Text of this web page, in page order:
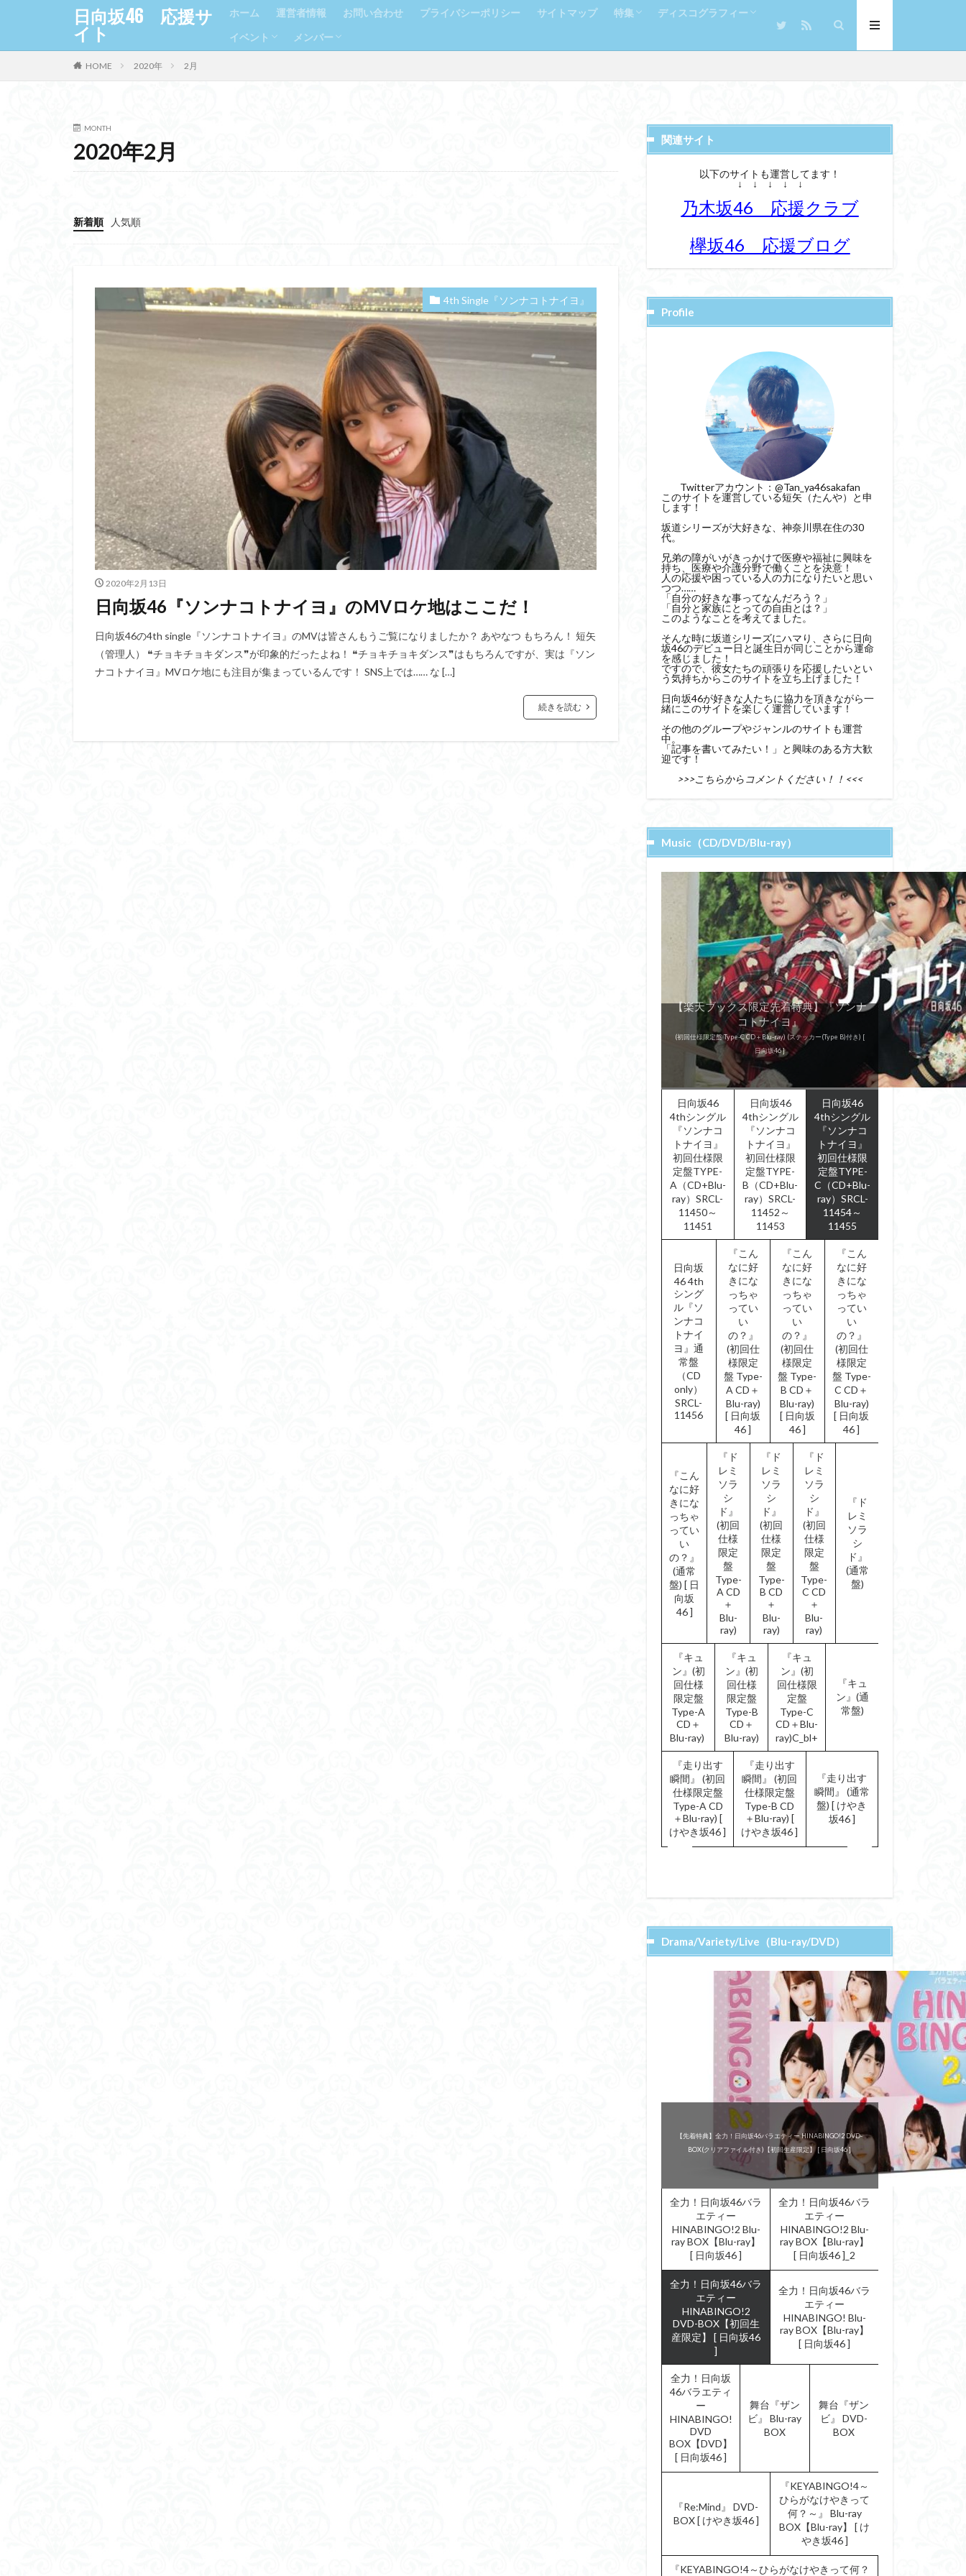
日向坂46 応援サ
イト
ホーム 運営者情報 お問い合わせ プライバシーポリシー サイトマップ 特集 ディスコグラフィー
イベント メンバー
HOME 2020年 2月
MONTH
2020年2月
新着順 人気順
4th Single『ソンナコトナイヨ』
2020年2月13日
日向坂46『ソンナコトナイヨ』のMVロケ地はここだ！
日向坂46の4th single『ソンナコトナイヨ』のMVは皆さんもうご覧になりましたか？ あやなつ もちろん！ 短矢
（管理人） ❝チョキチョキダンス❞が印象的だったよね！ ❝チョキチョキダンス❞はもちろんですが、実は『ソン
ナコトナイヨ』MVロケ地にも注目が集まっているんです！ SNS上では…… な […]
続きを読む
関連サイト
以下のサイトも運営してます！
↓ ↓ ↓ ↓ ↓
乃木坂46 応援クラブ
欅坂46 応援ブログ
Profile
Twitterアカウント： @Tan_ya46sakafan
このサイトを運営している短矢（たんや）と申
します！
坂道シリーズが大好きな、神奈川県在住の30
代。
兄弟の障がいがきっかけで医療や福祉に興味を
持ち、医療や介護分野で働くことを決意！
人の応援や困っている人の力になりたいと思い
つつ……
「自分の好きな事ってなんだろう？」
「自分と家族にとっての自由とは？」
このようなことを考えてました。
そんな時に坂道シリーズにハマり、さらに日向
坂46のデビュー日と誕生日が同じことから運命
を感じました！
ですので、彼女たちの頑張りを応援したいとい
う気持ちからこのサイトを立ち上げました！
日向坂46が好きな人たちに協力を頂きながら一
緒にこのサイトを楽しく運営しています！
その他のグループやジャンルのサイトも運営
中。
「記事を書いてみたい！」と興味のある方大歓
迎です！
>>>こちらからコメントください！！<<<
Music（CD/DVD/Blu-ray）
【楽天ブックス限定先着特典】『ソンナ
コトナイヨ』
(初回仕様限定盤 Type-A CD＋Blu-ray) (ステッカー(Type B)付き) [
日向坂46 ]
【楽天ブックス限定先着特典】『ソンナ
コトナイヨ』
(初回仕様限定盤 Type-B CD＋Blu-ray) (ステッカー(Type B)付き) [
日向坂46 ]
【楽天ブックス限定先着特典】『ソンナ
コトナイヨ』
(初回仕様限定盤 Type-C CD＋Blu-ray) (ステッカー(Type B)付き) [
日向坂46 ]
【楽天ブックス限定先着特典】『ソンナ
コトナイヨ』
(通常盤 CD only) (ステッカー(Type B)付き) [ 日向坂46 ]
『こんなに好きになっちゃっていい
の？』
(初回仕様限定盤 Type-A CD＋Blu-ray)
『こんなに好きになっちゃっていい
の？』
(初回仕様限定盤 Type-B CD＋Blu-ray)
『こんなに好きになっちゃっていい
の？』
(初回仕様限定盤 Type-C CD＋Blu-ray)
『こんなに好きになっちゃっていい
の？』
(通常盤)
『ドレミソラシド』
(初回仕様限定盤 Type-A CD＋Blu-ray)
『ドレミソラシド』
(初回仕様限定盤 Type-B CD＋Blu-ray)
『ドレミソラシド』
(初回仕様限定盤 Type-C CD＋Blu-ray)
『ドレミソラシド』
(通常盤)
『キュン』
(初回仕様限定盤 Type-A CD＋Blu-ray)
『キュン』
(初回仕様限定盤 Type-B CD＋Blu-ray)
『キュン』
(初回仕様限定盤 Type-C CD＋Blu-ray)
『キュン』
(通常盤)
『走り出す瞬間』
(初回仕様限定盤 Type-A CD＋Blu-ray) [ けやき坂46 ]
『走り出す瞬間』
(初回仕様限定盤 Type-B CD＋Blu-ray) [ けやき坂46 ]
『走り出す瞬間』
(通常盤) [ けやき坂46 ]
日向坂46
4thシングル
『ソンナコ
トナイヨ』
初回仕様限
定盤TYPE-
A（CD+Blu-
ray）SRCL-
11450～
11451
日向坂46
4thシングル
『ソンナコ
トナイヨ』
初回仕様限
定盤TYPE-
B（CD+Blu-
ray）SRCL-
11452～
11453
日向坂46
4thシングル
『ソンナコ
トナイヨ』
初回仕様限
定盤TYPE-
C（CD+Blu-
ray）SRCL-
11454～
11455
日向坂
46 4th
シング
ル『ソ
ンナコ
トナイ
ヨ』通
常盤
（CD
only）
SRCL-
11456
『こん
なに好
きにな
っちゃ
ってい
い
の？』
(初回仕
様限定
盤 Type-
A CD＋
Blu-ray)
[ 日向坂
46 ]
『こん
なに好
きにな
っちゃ
ってい
い
の？』
(初回仕
様限定
盤 Type-
B CD＋
Blu-ray)
[ 日向坂
46 ]
『こん
なに好
きにな
っちゃ
ってい
い
の？』
(初回仕
様限定
盤 Type-
C CD＋
Blu-ray)
[ 日向坂
46 ]
『こん
なに好
きにな
っちゃ
ってい
い
の？』
(通常
盤) [ 日
向坂
46 ]
『ド
レミ
ソラ
シ
ド』
(初回
仕様
限定
盤
Type-
A CD
＋
Blu-
ray)
『ド
レミ
ソラ
シ
ド』
(初回
仕様
限定
盤
Type-
B CD
＋
Blu-
ray)
『ド
レミ
ソラ
シ
ド』
(初回
仕様
限定
盤
Type-
C CD
＋
Blu-
ray)
『ド
レミ
ソラ
シ
ド』
(通常
盤)
『キュ
ン』(初
回仕様
限定盤
Type-A
CD＋
Blu-ray)
『キュ
ン』(初
回仕様
限定盤
Type-B
CD＋
Blu-ray)
『キュ
ン』(初
回仕様限
定盤
Type-C
CD＋Blu-
ray)C_bl+
『キュ
ン』(通
常盤)
『走り出す
瞬間』 (初回
仕様限定盤
Type-A CD
＋Blu-ray) [
けやき坂46 ]
『走り出す
瞬間』 (初回
仕様限定盤
Type-B CD
＋Blu-ray) [
けやき坂46 ]
『走り出す
瞬間』 (通常
盤) [ けやき
坂46 ]
Drama/Variety/Live（Blu-ray/DVD）
全力！日向坂46バラエティー HINABINGO!2 Blu-ray BOX【Blu-
ray】 [ 日向坂46 ]
全力！日向坂46バラエティー HINABINGO!2 Blu-ray BOX【Blu-
ray】 [ 日向坂46 ]
【先着特典】全力！日向坂46バラエティー HINABINGO!2 DVD-
BOX(クリアファイル付き)【初回生産限定】 [ 日向坂46 ]
全力！日向坂46バラエティー HINABINGO! Blu-ray BOX【Blu-
ray】 [ 日向坂46 ]
全力！日向坂46バラエティー HINABINGO! DVD-BOX(初回生産限
定) [ 日向坂46 ]
舞台『ザンビ』
Blu-ray BOX
舞台『ザンビ』
DVD-BOX
『Re:Mind』 DVD-BOX
『KEYABINGO!4』
～ひらがなけやきって何？～
Blu-ray BOX【Blu-ray】
『KEYABINGO!4』
～ひらがなけやきって何？～
DVD-BOX(初回生産限定)
全力！日向坂46バラ
エティー
HINABINGO!2 Blu-
ray BOX【Blu-ray】
[ 日向坂46 ]
全力！日向坂46バラ
エティー
HINABINGO!2 Blu-
ray BOX【Blu-ray】
[ 日向坂46 ]_2
全力！日向坂46バラ
エティー
HINABINGO!2
DVD-BOX【初回生
産限定】 [ 日向坂46
]
全力！日向坂46バラ
エティー
HINABINGO! Blu-
ray BOX【Blu-ray】
[ 日向坂46 ]
全力！日向坂
46バラエティ
ー
HINABINGO!
DVD
BOX【DVD】
[ 日向坂46 ]
舞台『ザン
ビ』 Blu-ray
BOX
舞台『ザン
ビ』 DVD-
BOX
『Re:Mind』 DVD-
BOX [ けやき坂46 ]
『KEYABINGO!4～
ひらがなけやきって
何？～』 Blu-ray
BOX【Blu-ray】 [ け
やき坂46 ]
『KEYABINGO!4～ひらがなけやきって何？